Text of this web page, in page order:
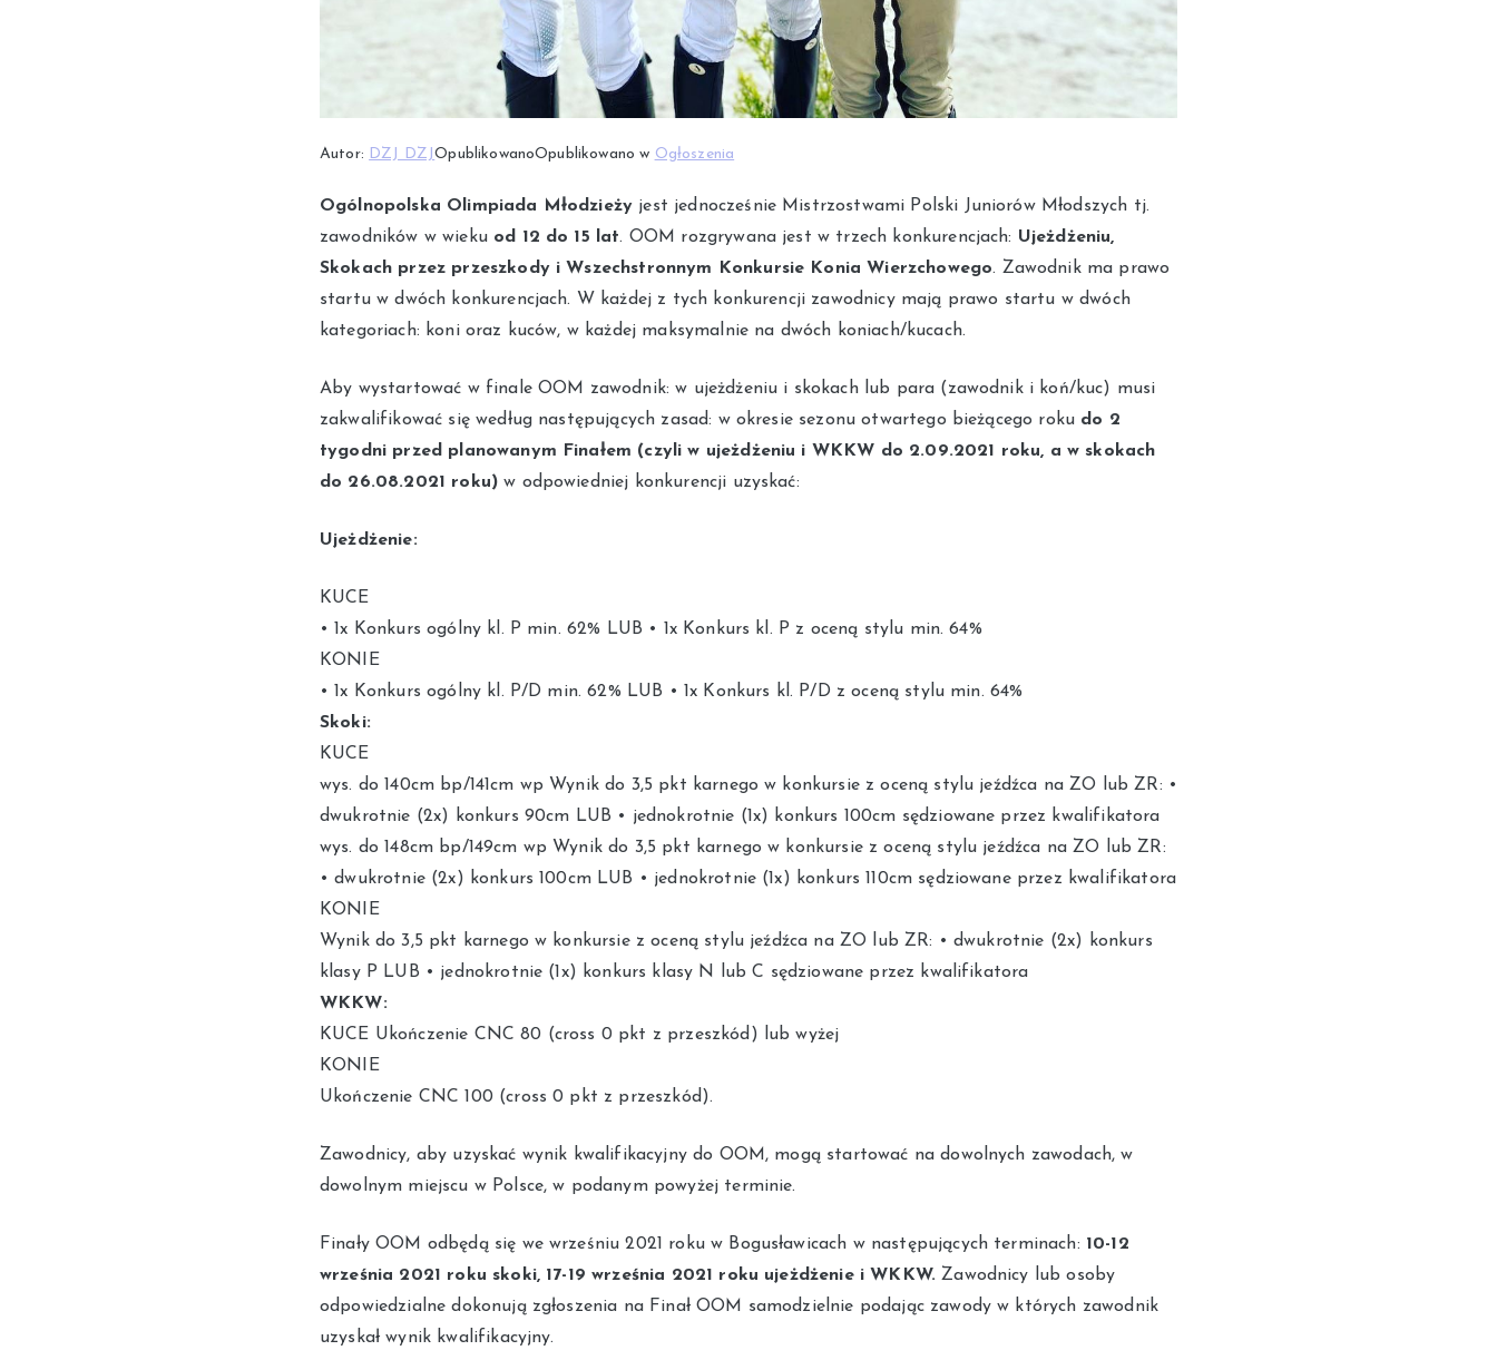
Autor: DZJ DZJOpublikowanoOpublikowano w Ogłoszenia
Ogólnopolska Olimpiada Młodzieży jest jednocześnie Mistrzostwami Polski Juniorów Młodszych tj.
zawodników w wieku od 12 do 15 lat. OOM rozgrywana jest w trzech konkurencjach: Ujeżdżeniu,
Skokach przez przeszkody i Wszechstronnym Konkursie Konia Wierzchowego. Zawodnik ma prawo
startu w dwóch konkurencjach. W każdej z tych konkurencji zawodnicy mają prawo startu w dwóch
kategoriach: koni oraz kuców, w każdej maksymalnie na dwóch koniach/kucach.
Aby wystartować w finale OOM zawodnik: w ujeżdżeniu i skokach lub para (zawodnik i koń/kuc) musi
zakwalifikować się według następujących zasad: w okresie sezonu otwartego bieżącego roku do 2
tygodni przed planowanym Finałem (czyli w ujeżdżeniu i WKKW do 2.09.2021 roku, a w skokach
do 26.08.2021 roku) w odpowiedniej konkurencji uzyskać:
Ujeżdżenie:
KUCE
• 1x Konkurs ogólny kl. P min. 62% LUB • 1x Konkurs kl. P z oceną stylu min. 64%
KONIE
• 1x Konkurs ogólny kl. P/D min. 62% LUB • 1x Konkurs kl. P/D z oceną stylu min. 64%
Skoki:
KUCE
wys. do 140cm bp/141cm wp Wynik do 3,5 pkt karnego w konkursie z oceną stylu jeźdźca na ZO lub ZR: •
dwukrotnie (2x) konkurs 90cm LUB • jednokrotnie (1x) konkurs 100cm sędziowane przez kwalifikatora
wys. do 148cm bp/149cm wp Wynik do 3,5 pkt karnego w konkursie z oceną stylu jeźdźca na ZO lub ZR:
• dwukrotnie (2x) konkurs 100cm LUB • jednokrotnie (1x) konkurs 110cm sędziowane przez kwalifikatora
KONIE
Wynik do 3,5 pkt karnego w konkursie z oceną stylu jeźdźca na ZO lub ZR: • dwukrotnie (2x) konkurs
klasy P LUB • jednokrotnie (1x) konkurs klasy N lub C sędziowane przez kwalifikatora
WKKW:
KUCE Ukończenie CNC 80 (cross 0 pkt z przeszkód) lub wyżej
KONIE
Ukończenie CNC 100 (cross 0 pkt z przeszkód).
Zawodnicy, aby uzyskać wynik kwalifikacyjny do OOM, mogą startować na dowolnych zawodach, w
dowolnym miejscu w Polsce, w podanym powyżej terminie.
Finały OOM odbędą się we wrześniu 2021 roku w Bogusławicach w następujących terminach: 10-12
września 2021 roku skoki, 17-19 września 2021 roku ujeżdżenie i WKKW. Zawodnicy lub osoby
odpowiedzialne dokonują zgłoszenia na Finał OOM samodzielnie podając zawody w których zawodnik
uzyskał wynik kwalifikacyjny.